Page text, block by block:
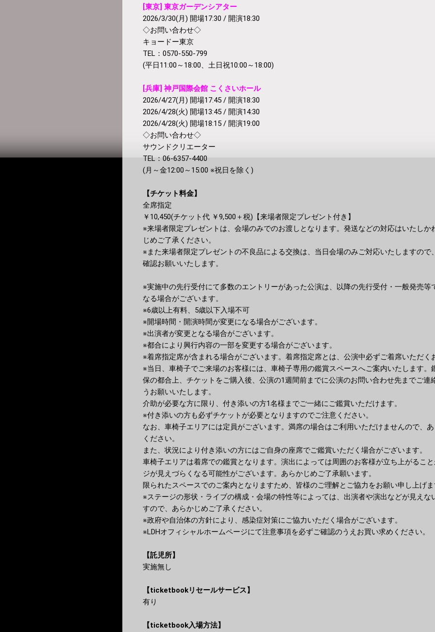
[東京] 東京ガーデンシアター
2026/3/30(月) 開場17:30 / 開演18:30
◇お問い合わせ◇
キョードー東京
TEL：0570-550-799
(平日11:00～18:00、土日祝10:00～18:00)
[兵庫] 神戸国際会館 こくさいホール
2026/4/27(月) 開場17:45 / 開演18:30
2026/4/28(火) 開場13:45 / 開演14:30
2026/4/28(火) 開場18:15 / 開演19:00
◇お問い合わせ◇
サウンドクリエーター
TEL：06-6357-4400
(月～金12:00～15:00 ※祝日を除く)
【チケット料金】
全席指定
￥10,450(チケット代 ￥9,500＋税)【来場者限定プレゼント付き】
※来場者限定プレゼントは、会場のみでのお渡しとなります。発送などの対応はいたしか
じめご了承ください。
※また来場者限定プレゼントの不良品による交換は、当日会場のみご対応いたしますので
確認お願いいたします。
※実施中の先行受付にて多数のエントリーがあった公演は、以降の先行受付・一般発売等
なる場合がございます。
※6歳以上有料、5歳以下入場不可
※開場時間・開演時間が変更になる場合がございます。
※出演者が変更となる場合がございます。
※都合により興行内容の一部を変更する場合がございます。
※着席指定席が含まれる場合がございます。着席指定席とは、公演中必ずご着席いただく
※当日、車椅子でご来場のお客様には、車椅子専用の鑑賞スペースへご案内いたします。
保の都合上、チケットをご購入後、公演の1週間前までに公演のお問い合わせ先までご連
うお願いいたします。
介助が必要な方に限り、付き添いの方1名様までご一緒にご鑑賞いただけます。
※付き添いの方も必ずチケットが必要となりますのでご注意ください。
なお、車椅子エリアには定員がございます。満席の場合はご利用いただけませんので、
ください。
また、状況により付き添いの方にはご自身の座席でご鑑賞いただく場合がございます。
車椅子エリアは着席での鑑賞となります。演出によっては周囲のお客様が立ち上がるこ
ジが見えづらくなる可能性がございます。あらかじめご了承願います。
限られたスペースでのご案内となりますため、皆様のご理解とご協力をお願い申し上げ
※ステージの形状・ライブの構成・会場の特性等によっては、出演者や演出などが見えな
すので、あらかじめご了承ください。
※政府や自治体の方針により、感染症対策にご協力いただく場合がございます。
※LDHオフィシャルホームページにて注意事項を必ずご確認のうえお買い求めください。
【託児所】
実施無し
【ticketbookリセールサービス】
有り
【ticketbook入場方法】